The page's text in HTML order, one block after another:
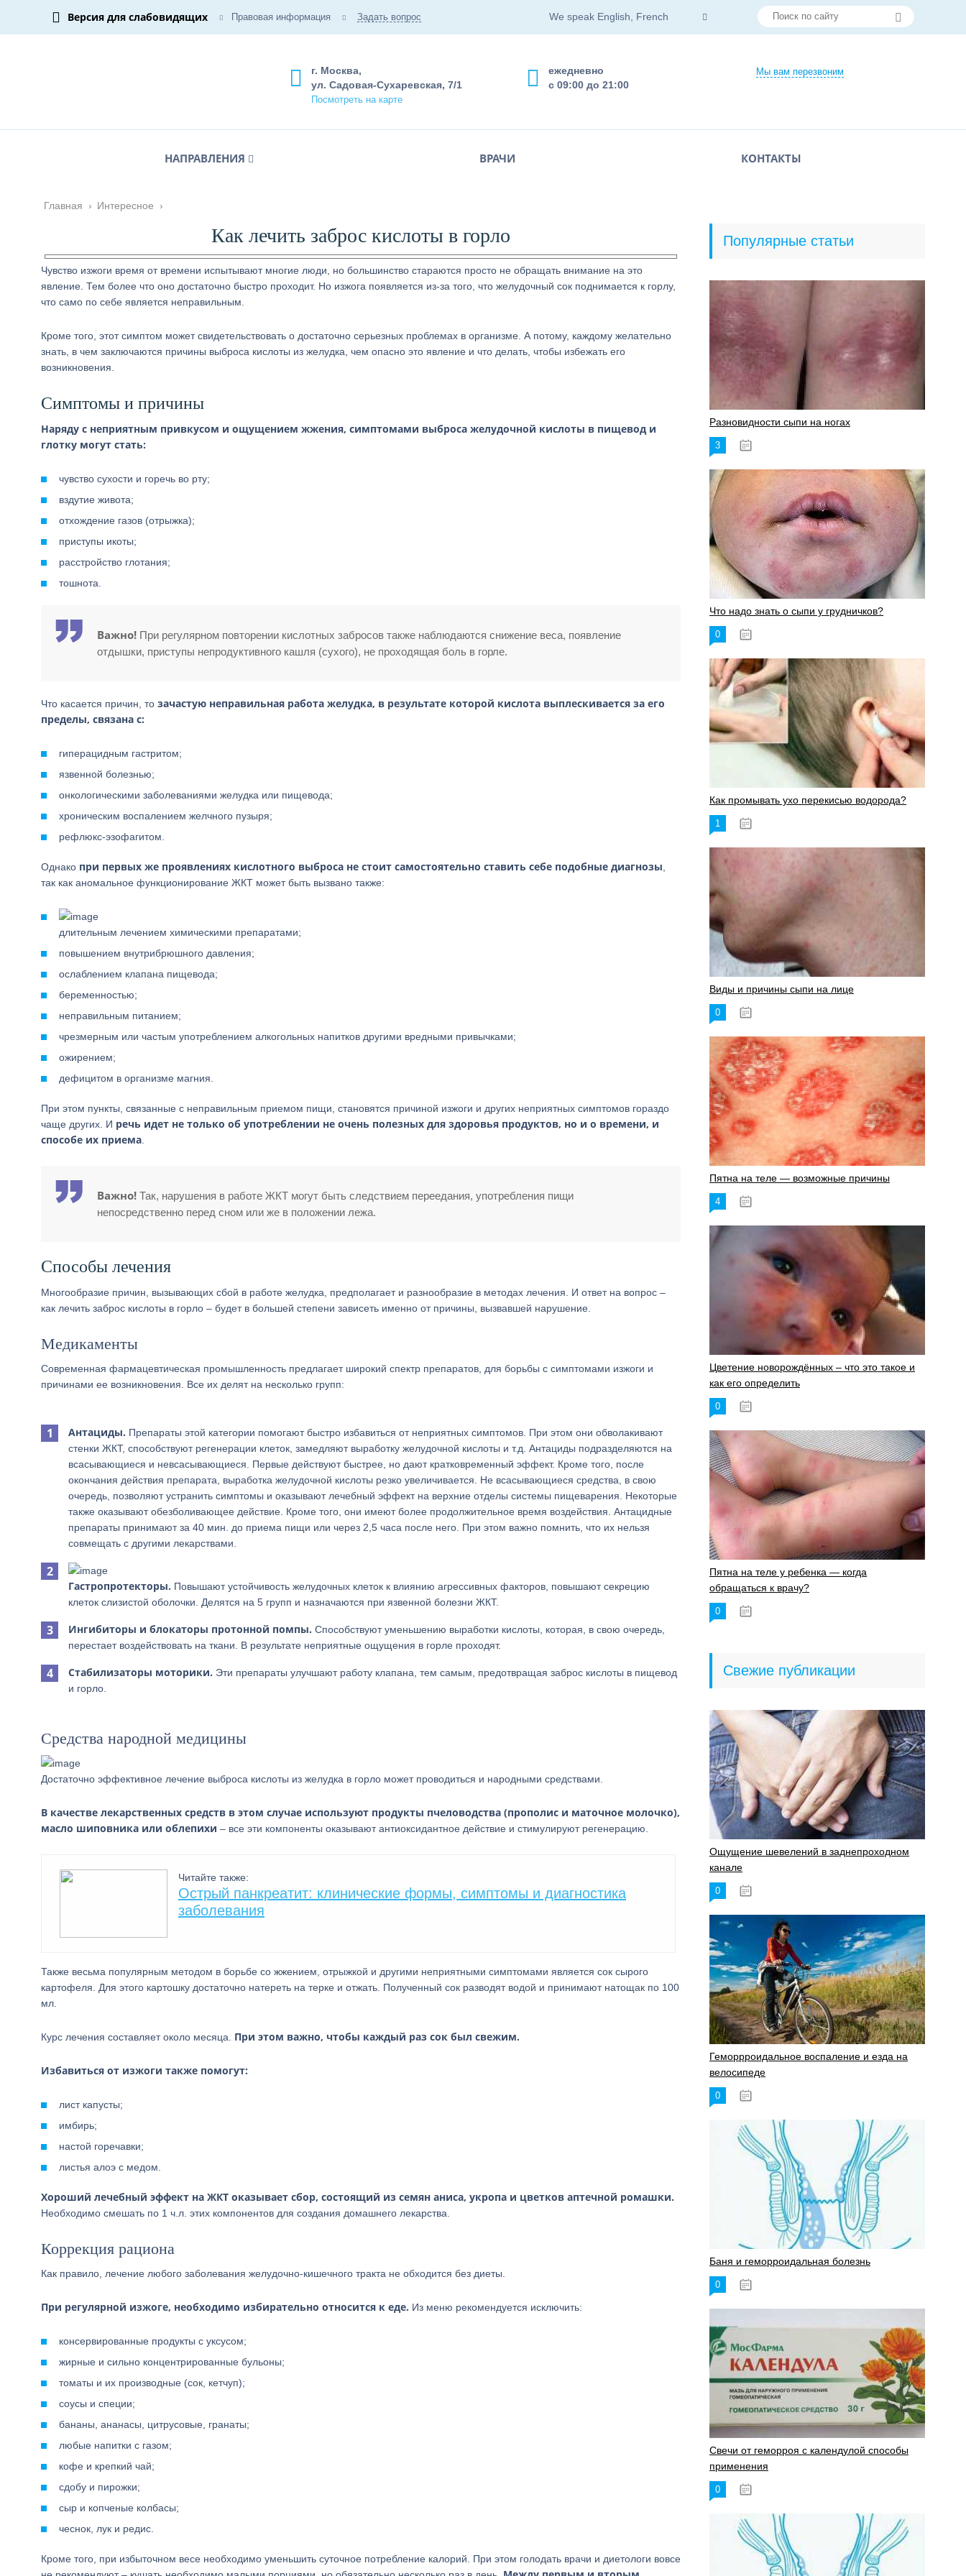
Версия для слабовидящих Правовая информация Задать вопрос We speak English, French
Мы вам перезвоним
ежедневно
с 09:00 до 21:00
г. Москва,
ул. Садовая-Сухаревская, 7/1
Посмотреть на карте
НАПРАВЛЕНИЯ ВРАЧИ КОНТАКТЫ
Главная › Интересное ›
Как лечить заброс кислоты в горло
Чувство изжоги время от времени испытывают многие люди, но большинство стараются просто не обращать внимание на это
явление. Тем более что оно достаточно быстро проходит. Но изжога появляется из-за того, что желудочный сок поднимается к горлу,
что само по себе является неправильным.
Кроме того, этот симптом может свидетельствовать о достаточно серьезных проблемах в организме. А потому, каждому желательно
знать, в чем заключаются причины выброса кислоты из желудка, чем опасно это явление и что делать, чтобы избежать его
возникновения.
Симптомы и причины
Наряду с неприятным привкусом и ощущением жжения, симптомами выброса желудочной кислоты в пищевод и
глотку могут стать:
чувство сухости и горечь во рту;
вздутие живота;
отхождение газов (отрыжка);
приступы икоты;
расстройство глотания;
тошнота.
Важно! При регулярном повторении кислотных забросов также наблюдаются снижение веса, появление
отдышки, приступы непродуктивного кашля (сухого), не проходящая боль в горле.
Что касается причин, то зачастую неправильная работа желудка, в результате которой кислота выплескивается за его
пределы, связана с:
гиперацидным гастритом;
язвенной болезнью;
онкологическими заболеваниями желудка или пищевода;
хроническим воспалением желчного пузыря;
рефлюкс-эзофагитом.
Однако при первых же проявлениях кислотного выброса не стоит самостоятельно ставить себе подобные диагнозы
так как аномальное функционирование ЖКТ может быть вызвано также:
длительным лечением химическими препаратами;
повышением внутрибрюшного давления;
ослаблением клапана пищевода;
беременностью;
неправильным питанием;
чрезмерным или частым употреблением алкогольных напитков другими вредными привычками;
ожирением;
дефицитом в организме магния.
При этом пункты, связанные с неправильным приемом пищи, становятся причиной изжоги и других неприятных симптомов гораздо
чаще других. И речь идет не только об употреблении не очень полезных для здоровья продуктов, но и о времени, и
способе их приема
Важно! Так, нарушения в работе ЖКТ могут быть следствием переедания, употребления пищи
непосредственно перед сном или же в положении лежа.
Способы лечения
Многообразие причин, вызывающих сбой в работе желудка, предполагает и разнообразие в методах лечения. И ответ на вопрос –
как лечить заброс кислоты в горло – будет в большей степени зависеть именно от причины, вызвавшей нарушение.
Медикаменты
Современная фармацевтическая промышленность предлагает широкий спектр препаратов, для борьбы с симптомами изжоги и
причинами ее возникновения. Все их делят на несколько групп:
Антациды. Препараты этой категории помогают быстро избавиться от неприятных симптомов. При этом они обволакивают
стенки ЖКТ, способствуют регенерации клеток, замедляют выработку желудочной кислоты и т.д. Антациды подразделяются на
всасывающиеся и невсасывающиеся. Первые действуют быстрее, но дают кратковременный эффект. Кроме того, после
окончания действия препарата, выработка желудочной кислоты резко увеличивается. Не всасывающиеся средства, в свою
очередь, позволяют устранить симптомы и оказывают лечебный эффект на верхние отделы системы пищеварения. Некоторые
также оказывают обезболивающее действие. Кроме того, они имеют более продолжительное время воздействия. Антацидные
препараты принимают за 40 мин. до приема пищи или через 2,5 часа после него. При этом важно помнить, что их нельзя
совмещать с другими лекарствами.
Гастропротекторы. Повышают устойчивость желудочных клеток к влиянию агрессивных факторов, повышают секрецию
клеток слизистой оболочки. Делятся на 5 групп и назначаются при язвенной болезни ЖКТ.
Ингибиторы и блокаторы протонной помпы. Способствуют уменьшению выработки кислоты, которая, в свою очередь,
перестает воздействовать на ткани. В результате неприятные ощущения в горле проходят.
Стабилизаторы моторики. Эти препараты улучшают работу клапана, тем самым, предотвращая заброс кислоты в пищевод
и горло.
Средства народной медицины
Достаточно эффективное лечение выброса кислоты из желудка в горло может проводиться и народными средствами.
В качестве лекарственных средств в этом случае используют продукты пчеловодства (прополис и маточное молочко),
масло шиповника или облепихи – все эти компоненты оказывают антиоксидантное действие и стимулируют регенерацию.
Читайте также:
Острый панкреатит: клинические формы, симптомы и диагностика
заболевания
Также весьма популярным методом в борьбе со жжением, отрыжкой и другими неприятными симптомами является сок сырого
картофеля. Для этого картошку достаточно натереть на терке и отжать. Полученный сок разводят водой и принимают натощак по 100
мл.
Курс лечения составляет около месяца. При этом важно, чтобы каждый раз сок был свежим.
Избавиться от изжоги также помогут:
лист капусты;
имбирь;
настой горечавки;
листья алоэ с медом.
Хороший лечебный эффект на ЖКТ оказывает сбор, состоящий из семян аниса, укропа и цветков аптечной ромашки.
Необходимо смешать по 1 ч.л. этих компонентов для создания домашнего лекарства.
Коррекция рациона
Как правило, лечение любого заболевания желудочно-кишечного тракта не обходится без диеты.
При регулярной изжоге, необходимо избирательно относится к еде. Из меню рекомендуется исключить:
консервированные продукты с уксусом;
жирные и сильно концентрированные бульоны;
томаты и их производные (сок, кетчуп);
соусы и специи;
бананы, ананасы, цитрусовые, гранаты;
любые напитки с газом;
кофе и крепкий чай;
сдобу и пирожки;
сыр и копченые колбасы;
чеснок, лук и редис.
Кроме того, при избыточном весе необходимо уменьшить суточное потребление калорий. При этом голодать врачи и диетологи вовсе
Популярные статьи
Разновидности сыпи на ногах
3
Что надо знать о сыпи у грудничков?
0
Как промывать ухо перекисью водорода?
1
Виды и причины сыпи на лице
0
Пятна на теле — возможные причины
4
Цветение новорождённых – что это такое и
как его определить
0
Пятна на теле у ребенка — когда
обращаться к врачу?
0
Свежие публикации
Ощущение шевелений в заднепроходном
канале
0
Геморрроидальное воспаление и езда на
велосипеде
0
Баня и геморроидальная болезнь
0
Свечи от геморроя с календулой способы
применения
0